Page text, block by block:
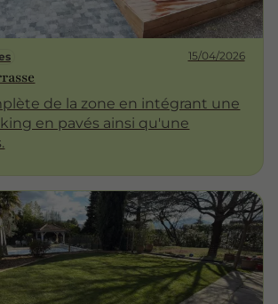
15/04/2026
de la zone en intégrant une
en pavés ainsi qu'une